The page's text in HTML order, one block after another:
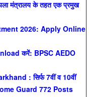
मंत्रालय के तहत एक प्रमुख
2026: Apply Online
करें: BPSC AEDO
: सिर्फ 7वीं व 10वीं
Guard 772 Posts